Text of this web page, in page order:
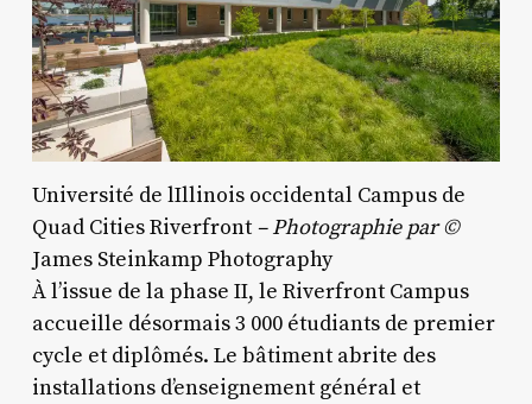
Université de lIllinois occidental Campus de
Quad Cities Riverfront – Photographie par ©
James Steinkamp Photography
À l’issue de la phase II, le Riverfront Campus
accueille désormais 3 000 étudiants de premier
cycle et diplômés. Le bâtiment abrite des
installations d’enseignement général et